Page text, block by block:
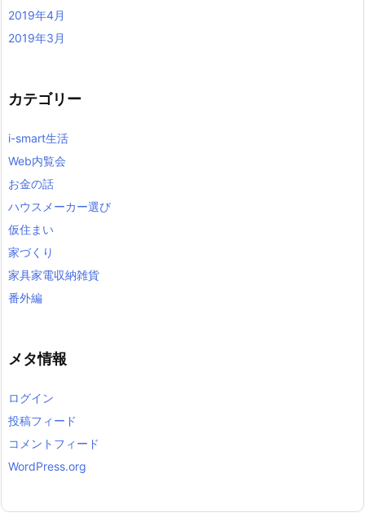
2019年4月
2019年3月
カテゴリー
i-smart生活
Web内覧会
お金の話
ハウスメーカー選び
仮住まい
家づくり
家具家電収納雑貨
番外編
メタ情報
ログイン
投稿フィード
コメントフィード
WordPress.org